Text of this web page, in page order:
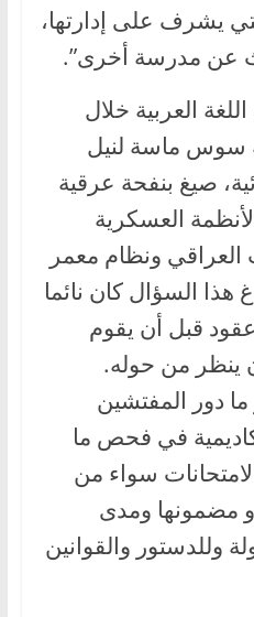
يشرف على إدارتها،
عن مدرسة أخرى”.
العربية خلال
سوس ماسة لنيل
صيغ بنفحة عرقية
العسكرية
العراقي ونظام معمر
السؤال كان نائما
قبل أن يقوم
ينظر من حوله.
دور المفتشين
في فحص ما
سواء من
مضمونها ومدى
وللدستور والقوانين